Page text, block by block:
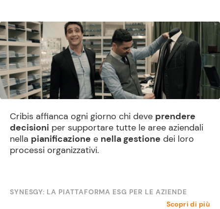
Cribis affianca ogni giorno chi deve prendere
decisioni per supportare tutte le aree aziendali
nella pianificazione e nella gestione dei loro
processi organizzativi.
SYNESGY: LA PIATTAFORMA ESG PER LE AZIENDE
Scopri di più